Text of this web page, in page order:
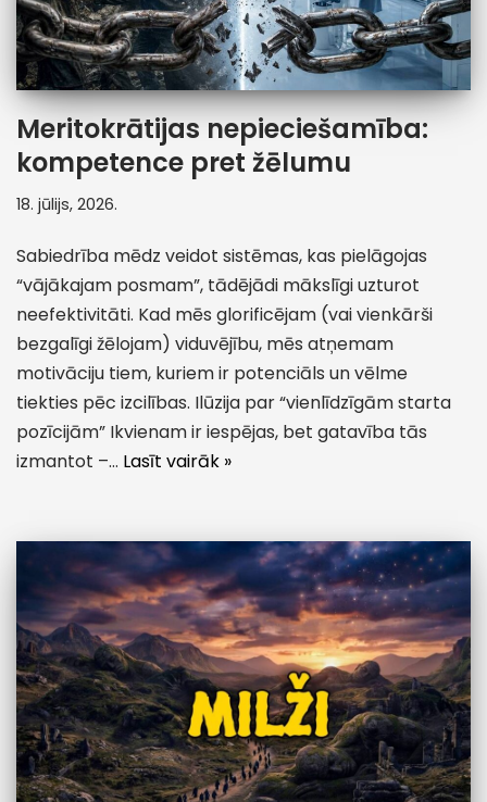
Meritokrātijas nepieciešamība:
kompetence pret žēlumu
18. jūlijs, 2026.
Sabiedrība mēdz veidot sistēmas, kas pielāgojas
“vājākajam posmam”, tādējādi mākslīgi uzturot
neefektivitāti. Kad mēs glorificējam (vai vienkārši
bezgalīgi žēlojam) viduvējību, mēs atņemam
motivāciju tiem, kuriem ir potenciāls un vēlme
tiekties pēc izcilības. Ilūzija par “vienlīdzīgām starta
pozīcijām” Ikvienam ir iespējas, bet gatavība tās
izmantot –… Lasīt vairāk »